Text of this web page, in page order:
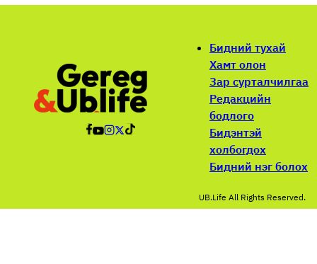
Бидний тухай
Хамт олон
Зар сурталчилгаа
Редакцийн
бодлого
Бидэнтэй
холбогдох
Бидний нэг болох
UB.Life All Rights Reserved.